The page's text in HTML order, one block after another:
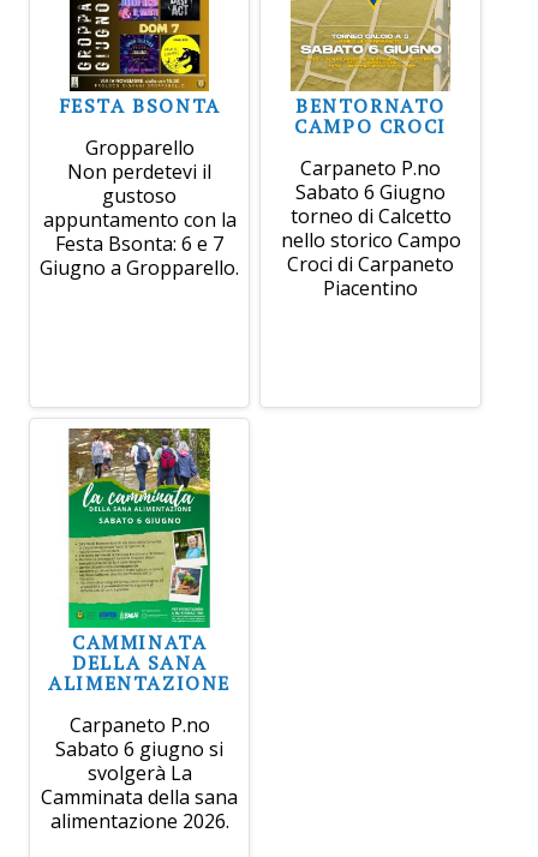
FESTA BSONTA
Gropparello
Non perdetevi il
gustoso
appuntamento con la
Festa Bsonta: 6 e 7
Giugno a Gropparello.
BENTORNATO
CAMPO CROCI
Carpaneto P.no
Sabato 6 Giugno
torneo di Calcetto
nello storico Campo
Croci di Carpaneto
Piacentino
CAMMINATA
DELLA SANA
ALIMENTAZIONE
Carpaneto P.no
Sabato 6 giugno si
svolgerà La
Camminata della sana
alimentazione 2026.